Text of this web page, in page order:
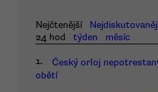
Nejčtenější
24 hod
týden měsíc
1.
Český orloj
obětí